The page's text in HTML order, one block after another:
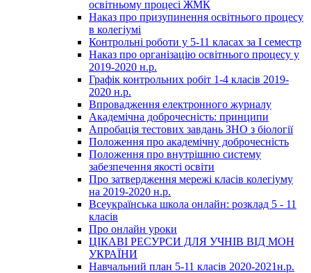
освітньому процесі ЖМК
Наказ про призупинення освітнього процесу
в колегіумі
Контрольні роботи у 5-11 класах за І семестр
Наказ про організацію освітнього процесу у
2019-2020 н.р.
Графік контрольних робіт 1-4 класів 2019-
2020 н.р.
Впровадження електронного журналу
Академічна доброчесність: принципи
Апробація тестових завдань ЗНО з біології
Положення про академічну доброчесність
Положення про внутрішню систему
забезпечення якості освіти
Про затвердження мережі класів колегіуму
на 2019-2020 н.р.
Всеукраїнська школа онлайн: розклад 5 - 11
класів
Про онлайн уроки
ЦІКАВІ РЕСУРСИ ДЛЯ УЧНІВ ВІД МОН
УКРАЇНИ
Навчальний план 5-11 класів 2020-2021н.р.